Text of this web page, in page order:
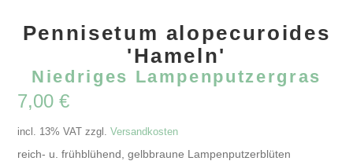
Pennisetum alopecuroides
'Hameln'
Niedriges Lampenputzergras
7,00€
incl. 13% VAT zzgl.Versandkosten
reich- u. frühblühend, gelbbraune Lampenputzerblüten